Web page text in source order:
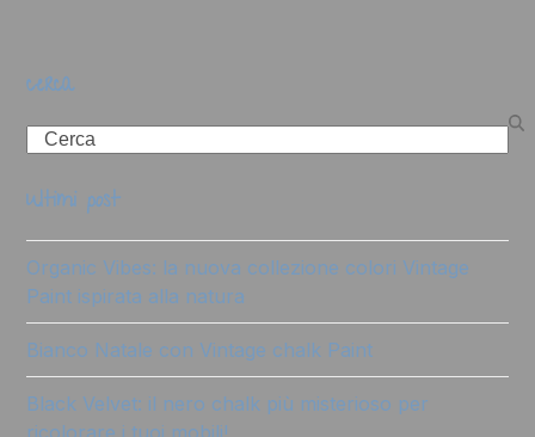
cerca
Search
ultimi post
Organic Vibes: la nuova collezione colori Vintage
Paint ispirata alla natura
Bianco Natale con Vintage chalk Paint
Black Velvet: il nero chalk più misterioso per
ricolorare i tuoi mobili!